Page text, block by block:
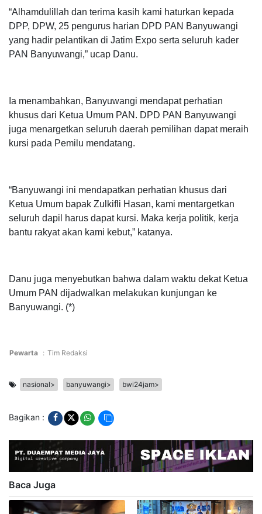
“Alhamdulillah dan terima kasih kami haturkan kepada
DPP, DPW, 25 pengurus harian DPD PAN Banyuwangi
yang hadir pelantikan di Jatim Expo serta seluruh kader
PAN Banyuwangi,” ucap Danu.
Ia menambahkan, Banyuwangi mendapat perhatian
khusus dari Ketua Umum PAN. DPD PAN Banyuwangi
juga menargetkan seluruh daerah pemilihan dapat meraih
kursi pada Pemilu mendatang.
“Banyuwangi ini mendapatkan perhatian khusus dari
Ketua Umum bapak Zulkifli Hasan, kami mentargetkan
seluruh dapil harus dapat kursi. Maka kerja politik, kerja
bantu rakyat akan kami kebut,” katanya.
Danu juga menyebutkan bahwa dalam waktu dekat Ketua
Umum PAN dijadwalkan melakukan kunjungan ke
Banyuwangi. (*)
Pewarta : Tim Redaksi
nasional> banyuwangi> bwi24jam>
Bagikan :
Baca Juga